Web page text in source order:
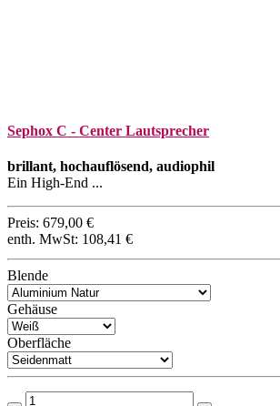
Sephox C - Center Lautsprecher
brillant, hochauflösend, audiophil
Ein High-End ...
Preis: 679,00 €
enth. MwSt: 108,41 €
Blende
Gehäuse
Oberfläche